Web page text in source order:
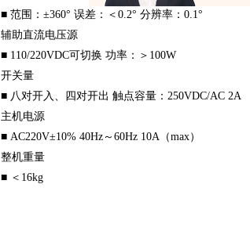
■ 范围：±360° 误差：＜0.2° 分辨率：0.1°
辅助直流电压源
■ 110/220VDC可切换 功率：＞100W
开关量
■ 八对开入、四对开出 触点容量：250VDC/AC 2A
主机电源
■ AC220V±10% 40Hz～60Hz 10A（max）
整机重量
■ ＜16kg